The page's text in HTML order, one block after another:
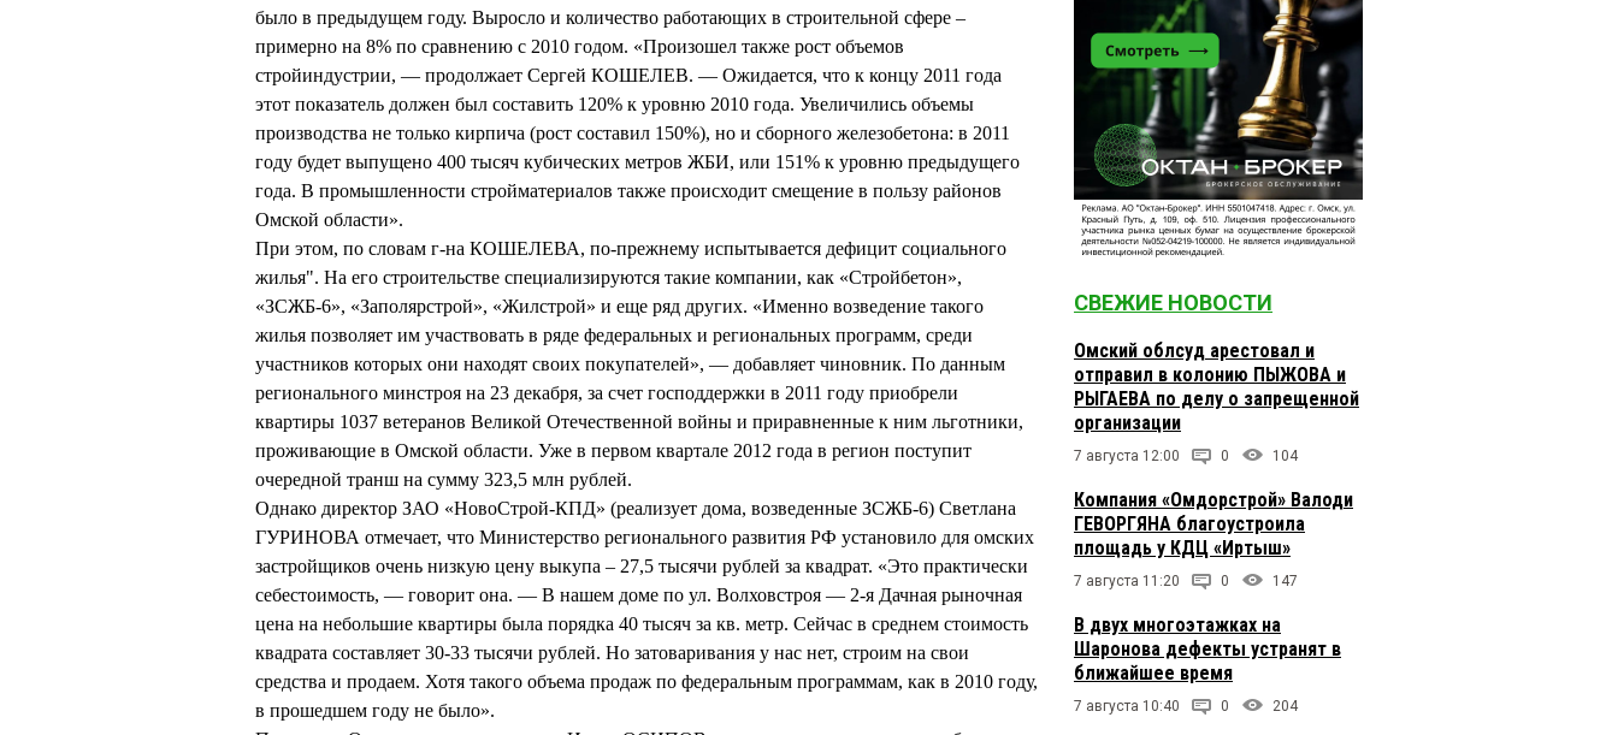
было в предыдущем году. Выросло и количество работающих в строительной сфере –
примерно на 8% по сравнению с 2010 годом. «Произошел также рост объемов
стройиндустрии, — продолжает Сергей КОШЕЛЕВ. — Ожидается, что к концу 2011 года
этот показатель должен был составить 120% к уровню 2010 года. Увеличились объемы
производства не только кирпича (рост составил 150%), но и сборного железобетона: в 2011
году будет выпущено 400 тысяч кубических метров ЖБИ, или 151% к уровню предыдущего
года. В промышленности стройматериалов также происходит смещение в пользу районов
Омской области».
При этом, по словам г-на КОШЕЛЕВА, по-прежнему испытывается дефицит социального
жилья". На его строительстве специализируются такие компании, как «Стройбетон»,
«ЗСЖБ-6», «Заполярстрой», «Жилстрой» и еще ряд других. «Именно возведение такого
жилья позволяет им участвовать в ряде федеральных и региональных программ, среди
участников которых они находят своих покупателей», — добавляет чиновник. По данным
регионального минстроя на 23 декабря, за счет господдержки в 2011 году приобрели
квартиры 1037 ветеранов Великой Отечественной войны и приравненные к ним льготники,
проживающие в Омской области. Уже в первом квартале 2012 года в регион поступит
очередной транш на сумму 323,5 млн рублей.
Однако директор ЗАО «НовоСтрой-КПД» (реализует дома, возведенные ЗСЖБ-6) Светлана
ГУРИНОВА отмечает, что Министерство регионального развития РФ установило для омских
застройщиков очень низкую цену выкупа – 27,5 тысячи рублей за квадрат. «Это практически
себестоимость, — говорит она. — В нашем доме по ул. Волховстроя — 2-я Дачная рыночная
цена на небольшие квартиры была порядка 40 тысяч за кв. метр. Сейчас в среднем стоимость
квадрата составляет 30-33 тысячи рублей. Но затоваривания у нас нет, строим на свои
средства и продаем. Хотя такого объема продаж по федеральным программам, как в 2010 году,
в прошедшем году не было».
СВЕЖИЕ НОВОСТИ
Омский облсуд арестовал и
отправил в колонию ПЫЖОВА и
РЫГАЕВА по делу о запрещенной
организации
7 августа 12:00 0 104
Компания «Омдорстрой» Валоди
ГЕВОРГЯНА благоустроила
площадь у КДЦ «Иртыш»
7 августа 11:20 0 147
В двух многоэтажках на
Шаронова дефекты устранят в
ближайшее время
7 августа 10:40 0 204